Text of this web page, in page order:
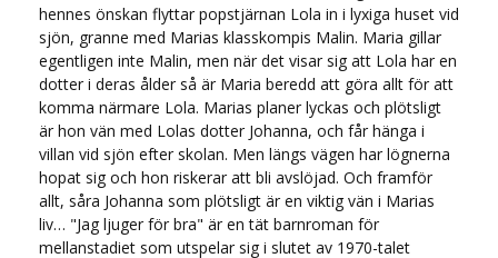
hennes önskan flyttar popstjärnan Lola in i lyxiga huset vid
sjön, granne med Marias klasskompis Malin. Maria gillar
egentligen inte Malin, men när det visar sig att Lola har en
dotter i deras ålder så är Maria beredd att göra allt för att
komma närmare Lola. Marias planer lyckas och plötsligt
är hon vän med Lolas dotter Johanna, och får hänga i
villan vid sjön efter skolan. Men längs vägen har lögnerna
hopat sig och hon riskerar att bli avslöjad. Och framför
allt, såra Johanna som plötsligt är en viktig vän i Marias
liv… "Jag ljuger för bra" är en tät barnroman för
mellanstadiet som utspelar sig i slutet av 1970-talet